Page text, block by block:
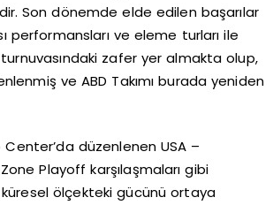
Son dönemde elde edilen başarılar
performansları ve eleme turları ile
zafer yer almakta olup,
ve ABD Takımı burada yeniden
Center’da düzenlenen USA –
Playoff karşılaşmaları gibi
ölçekteki gücünü ortaya